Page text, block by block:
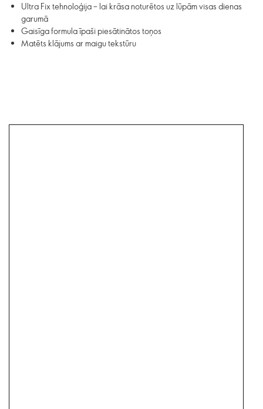
Ultra Fix tehnoloģija – lai krāsa noturētos uz lūpām visas dienas
garumā
Gaisīga formula īpaši piesātinātos toņos
Matēts klājums ar maigu tekstūru